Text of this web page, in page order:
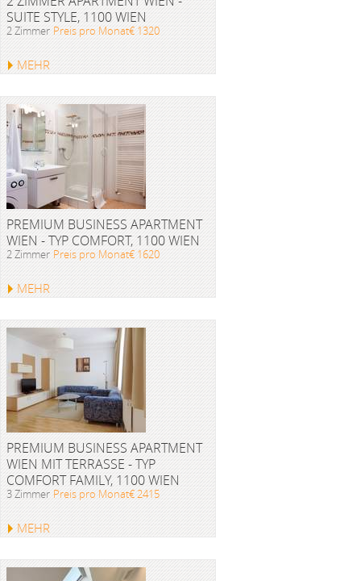
SUITE STYLE, 1100 WIEN
2 Zimmer Preis pro Monat€ 1320
MEHR
PREMIUM BUSINESS APARTMENT
WIEN - TYP COMFORT, 1100 WIEN
2 Zimmer Preis pro Monat€ 1620
MEHR
PREMIUM BUSINESS APARTMENT
WIEN MIT TERRASSE - TYP
COMFORT FAMILY, 1100 WIEN
3 Zimmer Preis pro Monat€ 2415
MEHR